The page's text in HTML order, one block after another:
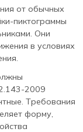
от обычных
пиктограммы
Они
в условиях
2009
Требования
форму,